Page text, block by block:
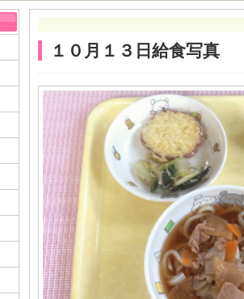
１０月１３日給食写真